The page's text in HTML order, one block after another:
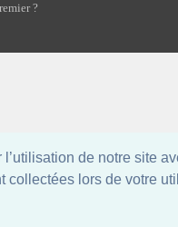
de notre site
collectées lors de votre
?